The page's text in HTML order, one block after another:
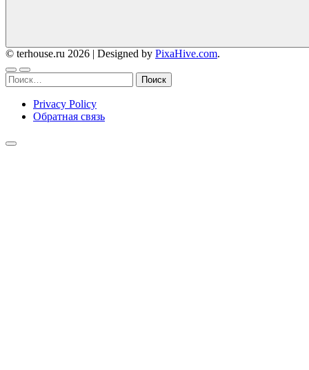
© terhouse.ru 2026 | Designed by PixaHive.com.
Найти:
Privacy Policy
Обратная связь